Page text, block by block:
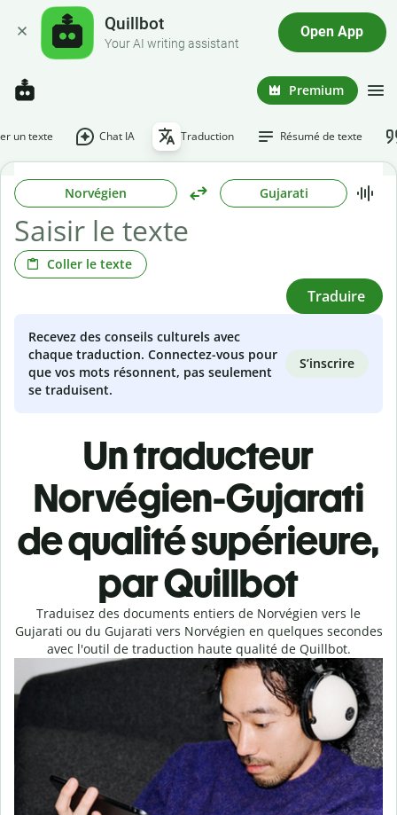
Quillbot
Your AI writing assistant
Open App
Premium
un texte Chat IA Traduction Résumé de texte
Norvégien Gujarati
Coller le texte
Traduire
Recevez des conseils culturels avec
chaque traduction. Connectez-vous pour
que vos mots résonnent, pas seulement
se traduisent.
S’inscrire
Un traducteur
Norvégien-Gujarati
de qualité supérieure,
par Quillbot
Traduisez des documents entiers de Norvégien vers le
Gujarati ou du Gujarati vers Norvégien en quelques secondes
avec l'outil de traduction haute qualité de Quillbot.